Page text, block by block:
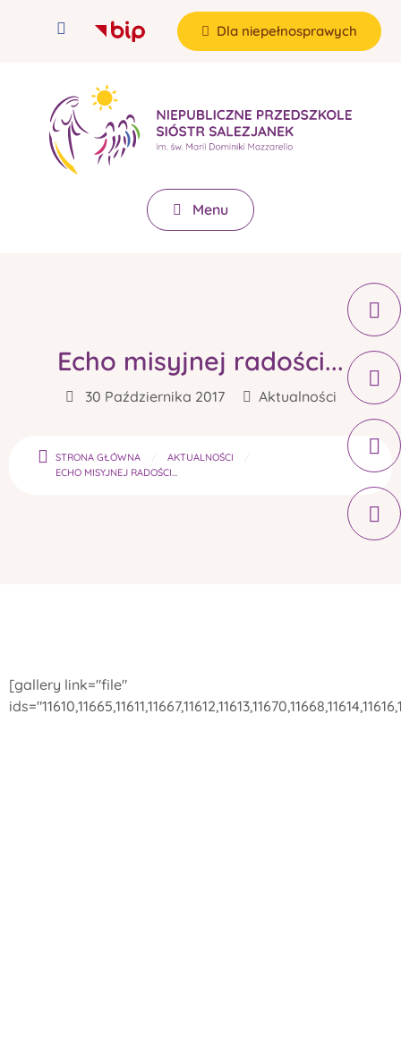
Dla niepełnosprawych
Menu
Echo misyjnej radości...
30 Października 2017 Aktualności
STRONA GŁÓWNA
AKTUALNOŚCI
ECHO MISYJNEJ RADOŚCI...
[gallery link="file"